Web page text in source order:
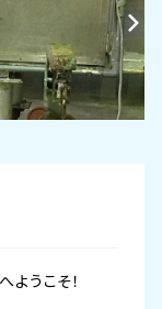
うこそ！